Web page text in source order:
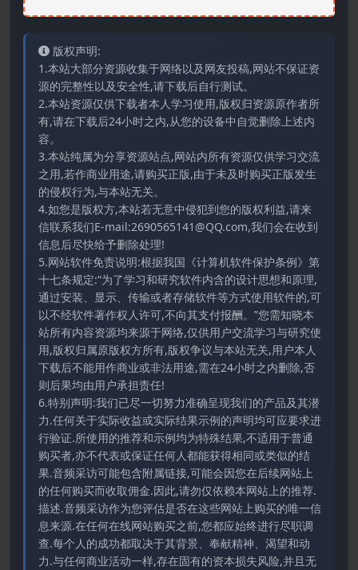
版权声明:
1.本站大部分资源收集于网络以及网友投稿,网站不保证资
源的完整性以及安全性,请下载后自行测试。
2.本站资源仅供下载者本人学习使用,版权归资源原作者所
有,请在下载后24小时之内,从您的设备中自觉删除上述内
容。
3.本站纯属为分享资源站点,网站内所有资源仅供学习交流
之用,若作商业用途,请购买正版,由于未及时购买正版发生
的侵权行为,与本站无关。
4.如您是版权方,本站若无意中侵犯到您的版权利益,请来
信联系我们E-mail:2690565141@QQ.com,我们会在收到
信息后尽快给予删除处理!
5.网站软件免责说明:根据我国《计算机软件保护条例》第
十七条规定:“为了学习和研究软件内含的设计思想和原理,
通过安装、显示、传输或者存储软件等方式使用软件的,可
以不经软件著作权人许可,不向其支付报酬。”您需知晓本
站所有内容资源均来源于网络,仅供用户交流学习与研究使
用,版权归属原版权方所有,版权争议与本站无关,用户本人
下载后不能用作商业或非法用途,需在24小时之内删除,否
则后果均由用户承担责任!
6.特别声明:我们已尽一切努力准确呈现我们的产品及其潜
力.任何关于实际收益或实际结果示例的声明均可应要求进
行验证.所使用的推荐和示例均为特殊结果,不适用于普通
购买者,亦不代表或保证任何人都能获得相同或类似的结
果.音频采访可能包含附属链接,可能会因您在后续网站上
的任何购买而收取佣金.因此,请勿仅依赖本网站上的推荐.
描述.音频采访作为您评估是否在这些网站上购买的唯一信
息来源.在任何在线网站购买之前,您都应始终进行尽职调
查.每个人的成功都取决于其背景、奉献精神、渴望和动
力.与任何商业活动一样,存在固有的资本损失风险,并且无